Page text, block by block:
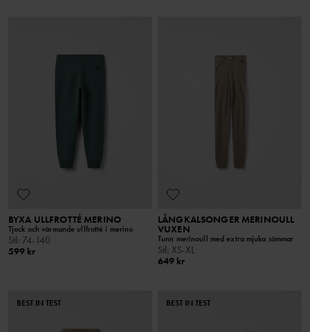
BYXA ULLFROTTÉ MERINO
Tjock och värmande ullfrotté i merino
Stl: 74-140
599 kr
LÅNGKALSONGER MERINOULL
VUXEN
Tunn merinoull med extra mjuka sömmar
Stl: XS-XL
649 kr
BEST IN TEST BEST IN TEST